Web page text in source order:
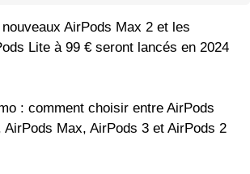
nouveaux AirPods Max 2 et les
Lite à 99 € seront lancés en 2024
: comment choisir entre AirPods
AirPods Max, AirPods 3 et AirPods 2